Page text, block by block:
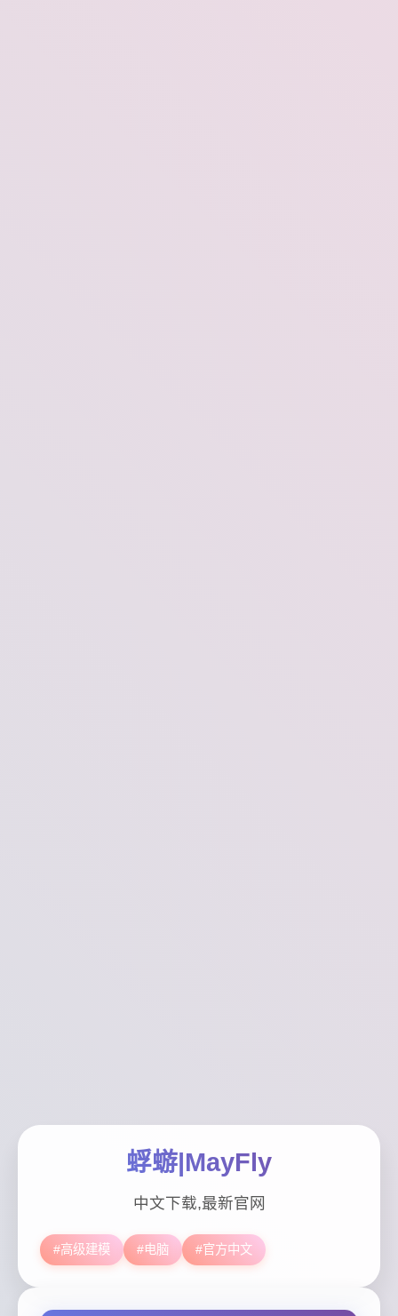
蜉蝣|MayFly
中文下载,最新官网
#高级建模 #电脑 #官方中文